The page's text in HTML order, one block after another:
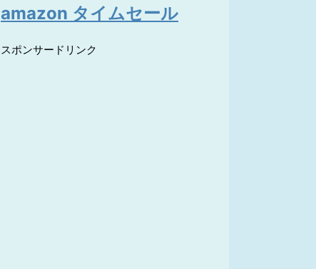
amazon タイムセール
スポンサードリンク